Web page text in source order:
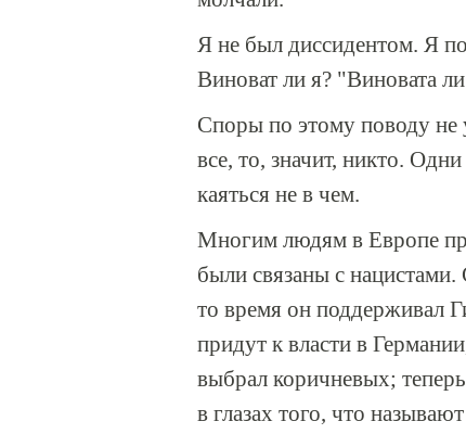
Я не был диссидентом. Я
Виноват ли я? "Виновата
Споры по этому поводу не
все, то, значит, никто.
каяться не в чем.
Многим людям в Европе
были связаны с
то время он поддерживал
придут к власти в
выбрал коричневых;
в глазах того, что